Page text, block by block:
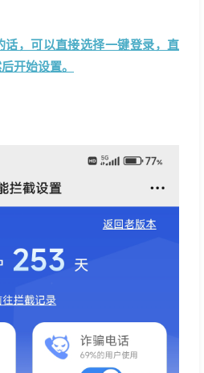
，可以直接选择一键登录，直
开始设置。